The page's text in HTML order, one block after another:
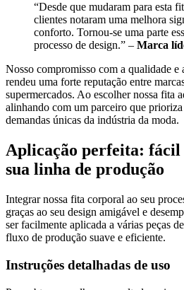
“Desde que mudaram para esta
clientes notaram uma melhora
conforto. Tornou-se uma parte
processo de design.” – Marca
Nosso compromisso com a qualidade e
rendeu uma forte reputação entre
supermercados. Ao escolher nossa fita
alinhando com um parceiro que prioriza
demandas únicas da indústria da moda.
Aplicação perfeita: fácil
sua linha de produção
Integrar nossa fita corporal ao seu
graças ao seu design amigável e
ser facilmente aplicada a várias peças
fluxo de produção suave e eficiente.
Instruções detalhadas de uso